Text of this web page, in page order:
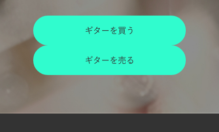
ギターを買う
ギターを売る